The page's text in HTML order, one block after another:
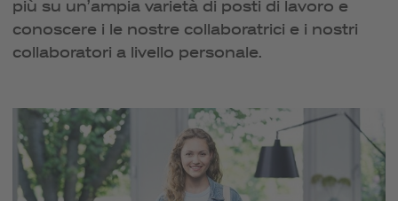
più su un’ampia varietà di posti di lavoro e
conoscere i le nostre collaboratrici e i nostri
collaboratori a livello personale.